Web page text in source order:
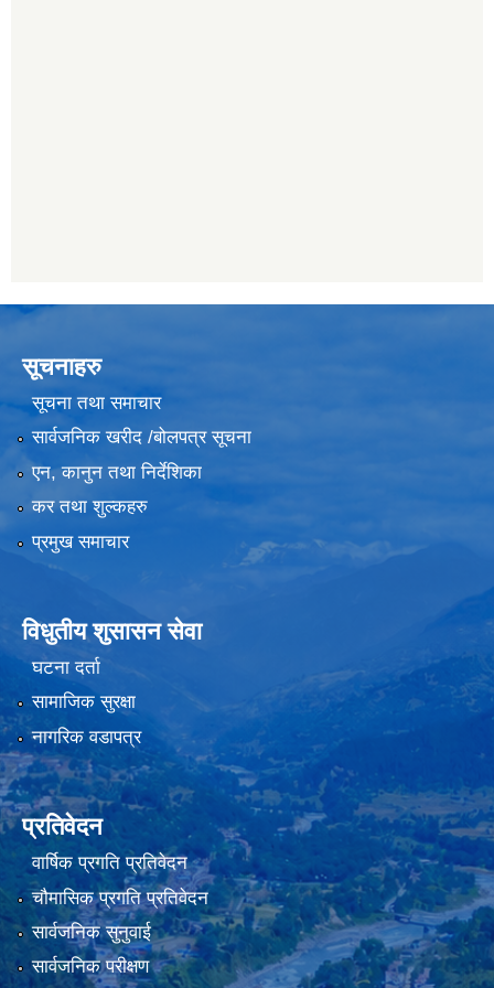
सूचनाहरु
सूचना तथा समाचार
सार्वजनिक खरीद /बोलपत्र सूचना
एन, कानुन तथा निर्देशिका
कर तथा शुल्कहरु
प्रमुख समाचार
विधुतीय शुसासन सेवा
घटना दर्ता
सामाजिक सुरक्षा
नागरिक वडापत्र
प्रतिवेदन
वार्षिक प्रगति प्रतिवेदन
चौमासिक प्रगति प्रतिवेदन
सार्वजनिक सुनुवाई
सार्वजनिक परीक्षण